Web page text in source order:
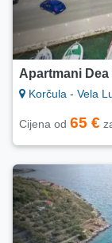
Apartmani Dea
Korčula - Vela
Cijena od 65 €